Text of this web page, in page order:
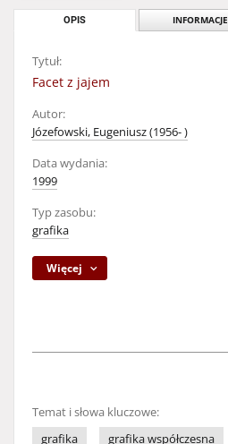
OPIS INFORMACJE
Tytuł:
Facet z jajem
Autor:
Józefowski, Eugeniusz (1956- )
Data wydania:
1999
Typ zasobu:
grafika
Więcej
Temat i słowa kluczowe:
grafika
grafika współczesna